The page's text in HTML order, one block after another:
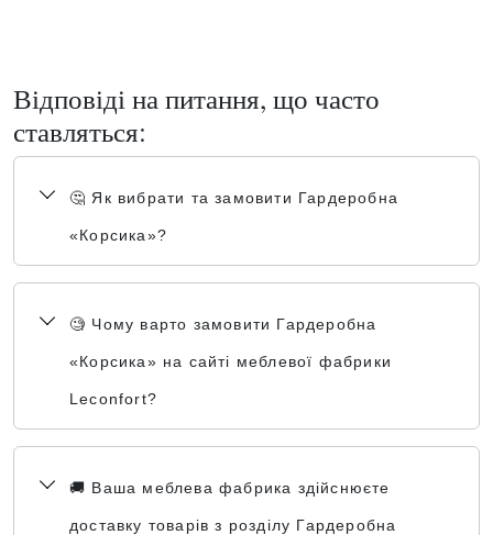
Відповіді на питання, що часто
ставляться:
🤔 Як вибрати та замовити Гардеробна
«Корсика»?
🧐 Чому варто замовити Гардеробна
«Корсика» на сайті меблевої фабрики
Leconfort?
🚚 Ваша меблева фабрика здійснюєте
доставку товарів з розділу Гардеробна